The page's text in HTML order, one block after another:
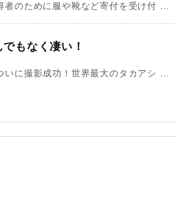
者のために服や靴など寄付を受け付 ...
もなく凄い！
いに撮影成功！世界最大のタカアシ ...